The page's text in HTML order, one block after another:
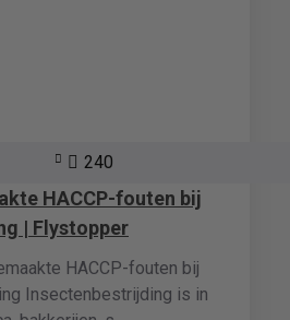
240
HACCP-fouten bij
| Flystopper
HACCP-fouten bij
Insectenbestrijding is in